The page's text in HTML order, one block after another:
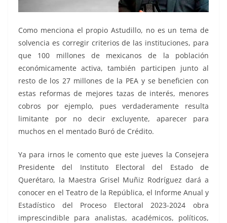
Como menciona el propio Astudillo, no es un tema de
solvencia es corregir criterios de las instituciones, para
que 100 millones de mexicanos de la población
económicamente activa, también participen junto al
resto de los 27 millones de la PEA y se beneficien con
estas reformas de mejores tazas de interés, menores
cobros por ejemplo, pues verdaderamente resulta
limitante por no decir excluyente, aparecer para
muchos en el mentado Buró de Crédito.
Ya para irnos le comento que este jueves la Consejera
Presidente del Instituto Electoral del Estado de
Querétaro, la Maestra Grisel Muñiz Rodríguez dará a
conocer en el Teatro de la República, el Informe Anual y
Estadístico del Proceso Electoral 2023-2024 obra
imprescindible para analistas, académicos, políticos,